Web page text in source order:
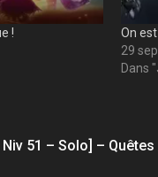
!
On
29
Dans
51 – Solo] –